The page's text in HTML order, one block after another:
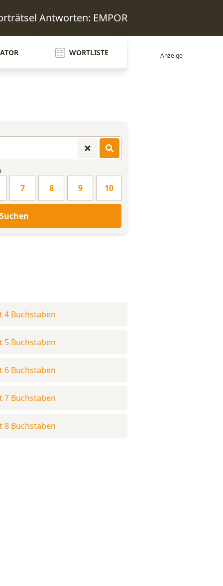
Antworten: EMPOR
WORTLISTE
7 8 9 10
4 Buchstaben
5 Buchstaben
6 Buchstaben
7 Buchstaben
8 Buchstaben